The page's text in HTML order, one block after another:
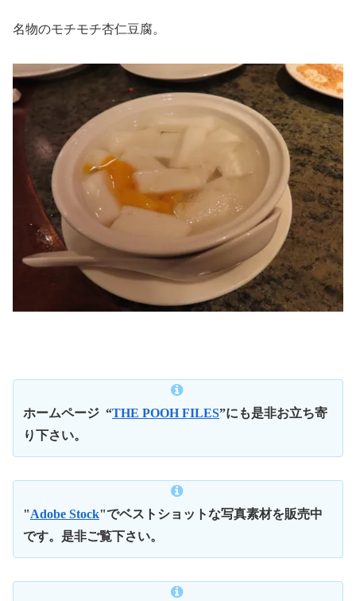
名物のモチモチ杏仁豆腐。
ホームページ “THE POOH FILES”にも是非お立ち寄
り下さい。
"Adobe Stock"でベストショットな写真素材を販売中
です。是非ご覧下さい。